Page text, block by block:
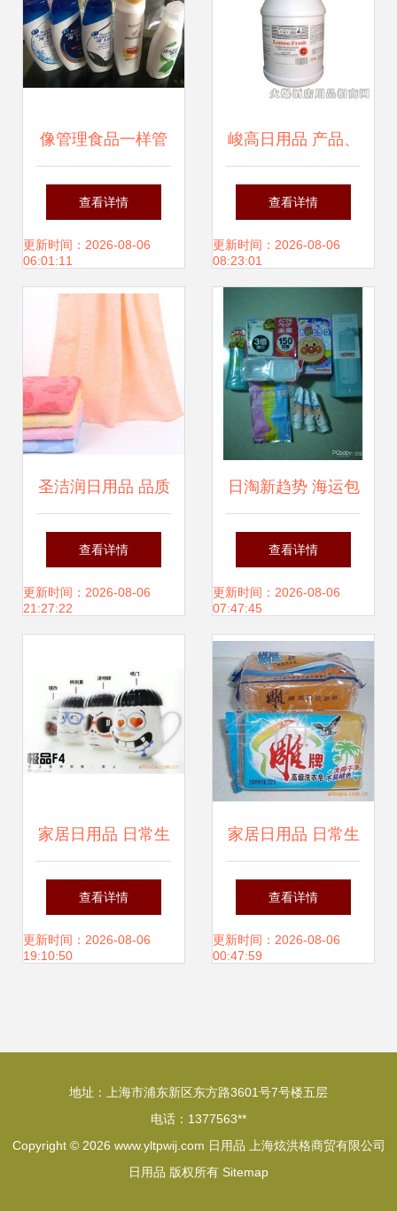
像管理食品一样管
理化妆品日用品 安
全与透明的必要升
级
查看详情
更新时间：2026-08-06
06:01:11
峻高日用品 产品、
图片与加盟店体验
全面解析
查看详情
更新时间：2026-08-06
08:23:01
圣洁润日用品 品质
之选与加盟机会全
面解析
查看详情
更新时间：2026-08-06
21:27:22
日淘新趋势 海运包
税，宝宝日用品轻
松购
查看详情
更新时间：2026-08-06
07:47:45
家居日用品 日常生
活的无声伴侣
查看详情
更新时间：2026-08-06
19:10:50
家居日用品 日常生
活中的无声伙伴
查看详情
更新时间：2026-08-06
00:47:59
地址：上海市浦东新区东方路3601号7号楼五层
电话：1377563**
Copyright © 2026 www.yltpwij.com 日用品
上海炫洪格商贸有限公司
日用品 版权所有 Sitemap